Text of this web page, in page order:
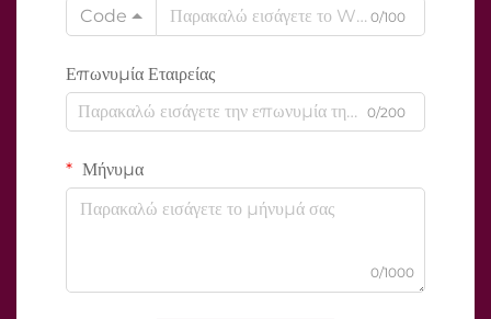
Code
0/100
Επωνυμία Εταιρείας
0/200
Μήνυμα
0/1000